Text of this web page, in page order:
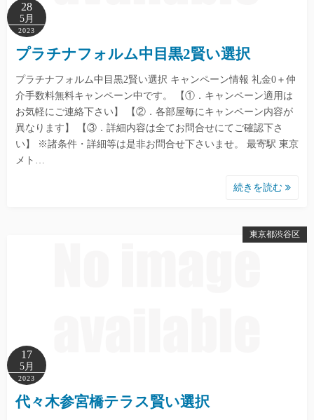
28
5月
2023
プラチナフォルム中目黒2賢い選択
プラチナフォルム中目黒2賢い選択 キャンペーン情報 礼金0＋仲
介手数料無料キャンペーン中です。 【①．キャンペーン適用は
お気軽にご連絡下さい】 【②．各部屋毎にキャンペーン内容が
異なります】 【③．詳細内容は全てお問合せにてご確認下さ
い】 ※諸条件・詳細等は是非お問合せ下さいませ。 最寄駅 東京
メト…
続きを読む
東京都渋谷区
17
5月
2023
代々木参宮橋テラス賢い選択